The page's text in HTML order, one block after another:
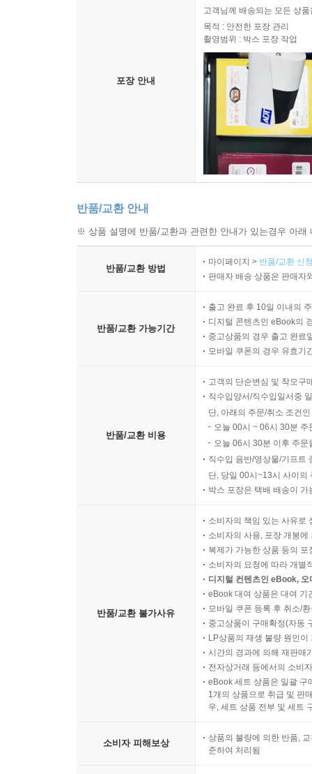
포장 안내
고객님께 배송되는 모든 상
목적 : 안전한 포장 관리
촬영범위 : 박스 포장 작업
반품/교환 안내
※ 상품 설명에 반품/교환과 관련한 안내가 있는경우 아
반품/교환 방법
마이페이지 > 반품/교환 신
판매자 배송 상품은 판매자
반품/교환 가능기간
출고 완료 후 10일 이내의
디지털 콘텐츠인 eBook의
중고상품의 경우 출고 완료
모바일 쿠폰의 경우 유효기
반품/교환 비용
고객의 단순변심 및 착오구
직수입양서/직수입일서중
단, 아래의 주문/취소 조건
오늘 00시 ~ 06시 30분
오늘 06시 30분 이후 주
직수입 음반/영상물/기프트
단, 당일 00시~13시 사이의
박스 포장은 택배 배송이
반품/교환 불가사유
소비자의 책임 있는 사유로
소비자의 사용, 포장 개봉
복제가 가능한 상품 등의
소비자의 요청에 따라 개별
디지털 컨텐츠인 eBook,
eBook 대여 상품은 대여 기
모바일 쿠폰 등록 후 취소/
중고상품이 구매확정(자동
LP상품의 재생 불량 원인
시간의 경과에 의해 재판매
전자상거래 등에서의 소비
eBook 세트 상품은 일괄 구
1개의 상품으로 취급 및 판
우, 세트 상품 전부 및 세트
소비자 피해보상
상품의 불량에 의한 반품,
준하여 처리됨